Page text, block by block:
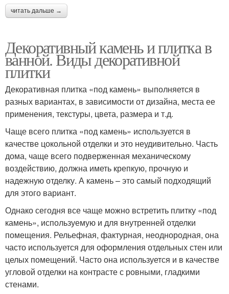
читать дальше →
Декоративный камень и плитка в
ванной. Виды декоративной
плитки
Декоративная плитка «под камень» выполняется в
разных вариантах, в зависимости от дизайна, места ее
применения, текстуры, цвета, размера и т.д.
Чаще всего плитка «под камень» используется в
качестве цокольной отделки и это неудивительно. Часть
дома, чаще всего подверженная механическому
воздействию, должна иметь крепкую, прочную и
надежную отделку. А камень – это самый подходящий
для этого вариант.
Однако сегодня все чаще можно встретить плитку «под
камень», используемую и для внутренней отделки
помещения. Рельефная, фактурная, неоднородная, она
часто используется для оформления отдельных стен или
целых помещений. Часто она используется и в качестве
угловой отделки на контрасте с ровными, гладкими
стенами.